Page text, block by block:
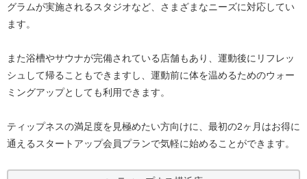
グラムが実施されるスタジオなど、さまざまなニーズに対応してい
ます。
また浴槽やサウナが完備されている店舗もあり、運動後にリフレッ
シュして帰ることもできますし、運動前に体を温めるためのウォー
ミングアップとしても利用できます。
ティップネスの満足度を見極めたい方向けに、最初の2ヶ月はお得に
通えるスタートアップ会員プランで気軽に始めることができます。